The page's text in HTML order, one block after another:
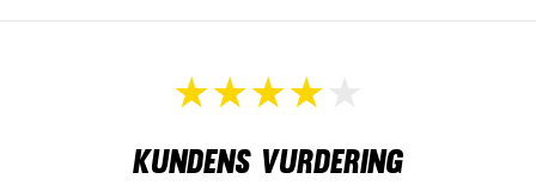
Kundens vurdering